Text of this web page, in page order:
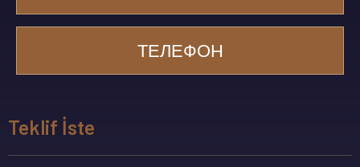
ТЕЛЕФОН
Teklif İste